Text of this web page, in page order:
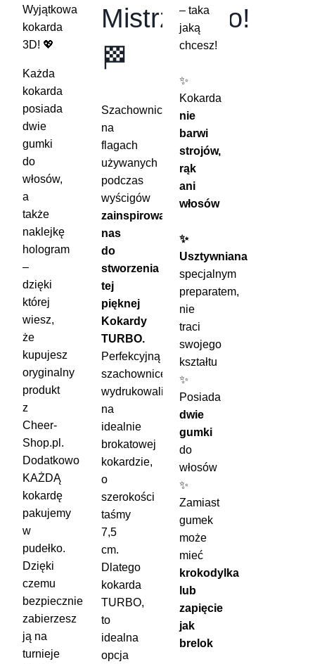
Wyjątkowa
kokarda
3D! 💖
Każda
kokarda
posiada
dwie
gumki
do
włosów,
a
także
naklejkę
hologram
–
dzięki
której
wiesz,
że
kupujesz
oryginalny
produkt
z
Cheer-
Shop.pl.
Dodatkowo
KAŻDĄ
kokardę
pakujemy
w
pudełko.
Dzięki
czemu
bezpiecznie
zabierzesz
ją na
turnieje
Mistrzostwo!
🏁
Szachownica
na
flagach
używanych
podczas
wyścigów
zainspirowała
nas
do
stworzenia
tej
pięknej
Kokardy
TURBO.
Perfekcyjną
szachownicę
wydrukowaliśmy
na
idealnie
brokatowej
kokardzie,
o
szerokości
taśmy
7,5
cm.
Dlatego
kokarda
TURBO,
to
idealna
opcja
– taka
jaką
chcesz!
✨
Kokarda
nie
barwi
strojów,
rąk
ani
włosów
✨
Usztywniana
specjalnym
preparatem,
nie
traci
swojego
kształtu
✨
Posiada
dwie
gumki
do
włosów
✨
Zamiast
gumek
może
mieć
krokodylka
lub
zapięcie
jak
brelok